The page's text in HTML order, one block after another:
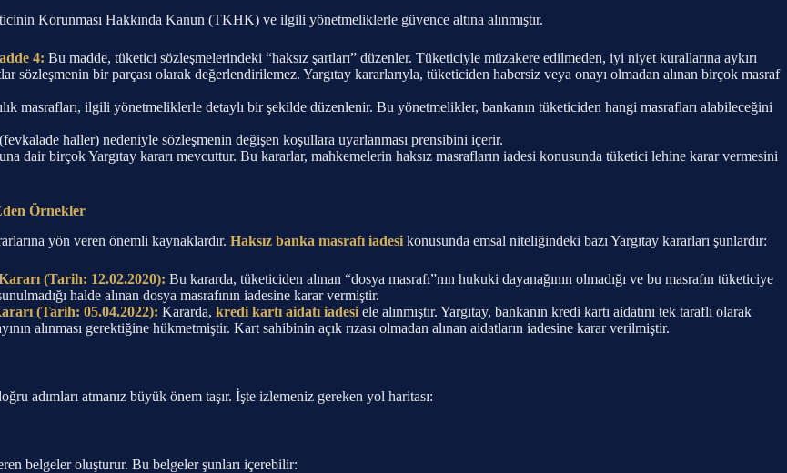
Korunması Hakkında Kanun (TKHK) ve ilgili yönetmeliklerle güvence altına alınmıştır.
4: Bu madde, tüketici sözleşmelerindeki “haksız şartları” düzenler. Tüketiciyle müzakere edilmeden, iyi niyet kurallarına aykırı
sözleşmenin bir parçası olarak değerlendirilemez. Yargıtay kararlarıyla, tüketiciden habersiz veya onayı olmadan alınan birçok masraf
masrafları, ilgili yönetmeliklerle detaylı bir şekilde düzenlenir. Bu yönetmelikler, bankanın tüketiciden hangi masrafları alabileceğini
haller) nedeniyle sözleşmenin değişen koşullara uyarlanması prensibini içerir.
dair birçok Yargıtay kararı mevcuttur. Bu kararlar, mahkemelerin haksız masrafların iadesi konusunda tüketici lehine karar vermesini
Örnekler
yön veren önemli kaynaklardır. Haksız banka masrafı iadesi konusunda emsal niteliğindeki bazı Yargıtay kararları şunlardır:
(Tarih: 12.02.2020): Bu kararda, tüketiciden alınan “dosya masrafı”nın hukuki dayanağının olmadığı ve bu masrafın tüketiciye
halde alınan dosya masrafının iadesine karar vermiştir.
(Tarih: 05.04.2022): Kararda, kredi kartı aidatı iadesi ele alınmıştır. Yargıtay, bankanın kredi kartı aidatını tek taraflı olarak
alınması gerektiğine hükmetmiştir. Kart sahibinin açık rızası olmadan alınan aidatların iadesine karar verilmiştir.
adımları atmanız büyük önem taşır. İşte izlemeniz gereken yol haritası:
belgeler oluşturur. Bu belgeler şunları içerebilir: